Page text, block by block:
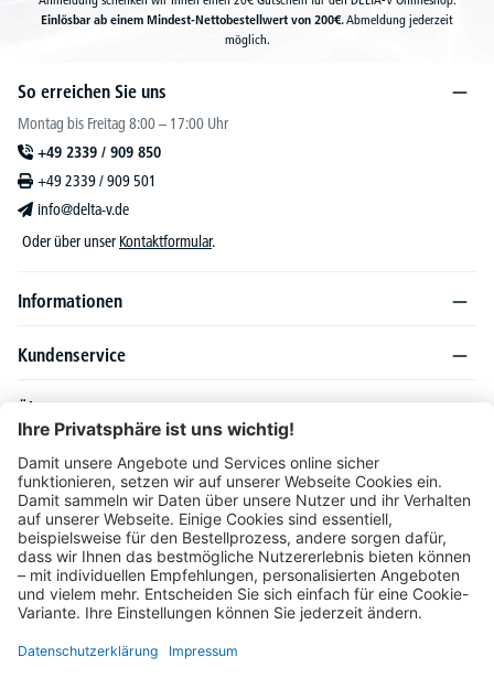
Einlösbar ab einem Mindest-Nettobestellwert von 200€.Abmeldung jederzeit
möglich.
So erreichen Sie uns
Montag bis Freitag 8:00 – 17:00 Uhr
+49 2339 / 909 850
+49 2339 / 909 501
info@delta-v.de
Oder über unser Kontaktformular.
Informationen
Kundenservice
Über DELTA-V
Produktsortiment
Ratgeber
Folgen Sie uns auch auf
Unser Angebot richtet sich ausschließlich an Industrie, Handel, Gewerbe und